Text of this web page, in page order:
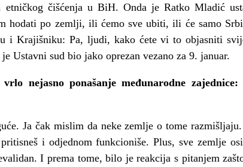
čišćenja u BiH. Onda je Ratko Mladić
hodati po zemlji, ili ćemo sve ubiti, ili će samo
i Krajišniku: Pa, ljudi, kako ćete vi to objasniti
Ustavni sud bio jako oprezan vezano za 9. januar.
nejasno ponašanje međunarodne
Ja čak mislim da neke zemlje o tome
i odjednom funkcioniše. Plus, sve zemlje
I prema tome, bilo je reakcija s pitanjem